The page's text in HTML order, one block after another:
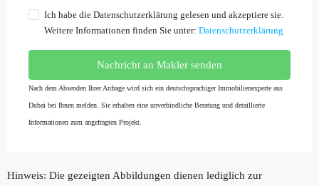
Ich habe die Datenschutzerklärung gelesen und akzeptiere sie.
Weitere Informationen finden Sie unter: Datenschutzerklärung
Nachricht an Makler senden
Nach dem Absenden Ihrer Anfrage wird sich ein deutschsprachiger Immobilienexperte aus
Dubai bei Ihnen melden. Sie erhalten eine unverbindliche Beratung und detaillierte
Informationen zum angefragten Projekt.
Hinweis: Die gezeigten Abbildungen dienen lediglich zur